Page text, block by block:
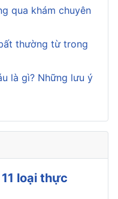
qua khám chuyên
thường từ trong
là gì? Những lưu ý
loại thực